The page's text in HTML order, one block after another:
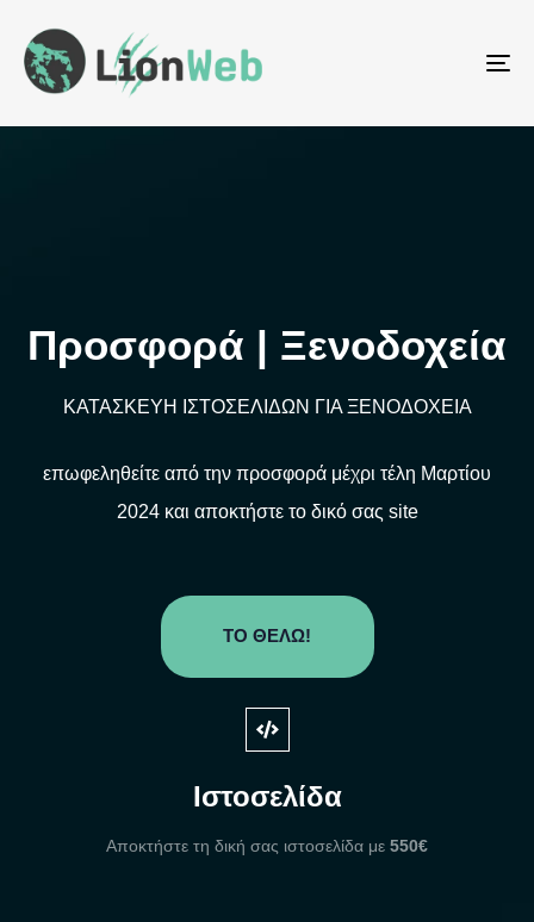
Προσφορά | Ξενοδοχεία
ΚΑΤΑΣΚΕΥΗ ΙΣΤΟΣΕΛΙΔΩΝ ΓΙΑ ΞΕΝΟΔΟΧΕΙΑ
επωφεληθείτε από την προσφορά μέχρι τέλη Μαρτίου
2024 και αποκτήστε το δικό σας site
ΤΟ ΘΕΛΩ!
Ιστοσελίδα
Αποκτήστε τη δική σας ιστοσελίδα με 550€